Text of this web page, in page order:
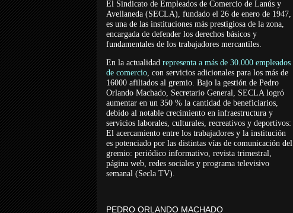
El Sindicato de Empleados de Comercio de Lanús y
Avellaneda (SECLA), fundado el 26 de enero de 1947,
es una de las instituciones más prestigiosa de la zona,
encargada de defender los derechos básicos y
fundamentales de los trabajadores mercantiles.
En la actualidad representa a más de 30.000 empleados
de comercio, con servicios adicionales para los más de
16000 afiliados al gremio. Bajo la gestión de Pedro
Orlando Machado, Secretario General, SECLA logró
aumentar en un 350 % la cantidad de beneficiarios,
debido al notable crecimiento en infraestructura y
servicios laborales, culturales, recreativos y deportivos:
El acercamiento entre los trabajadores y la institución
es potenciado por las distintas vías de comunicación del
gremio: periódico informativo, revista trimestral,
página web, redes sociales y programa televisivo
semanal (Secla TV).
PEDRO ORLANDO MACHADO